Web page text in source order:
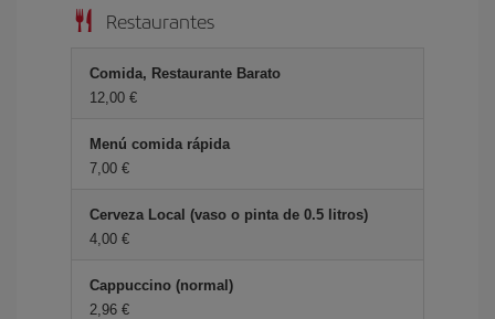
Restaurantes
Comida, Restaurante Barato
12,00 €
Menú comida rápida
7,00 €
Cerveza Local (vaso o pinta de 0.5 litros)
4,00 €
Cappuccino (normal)
2,96 €